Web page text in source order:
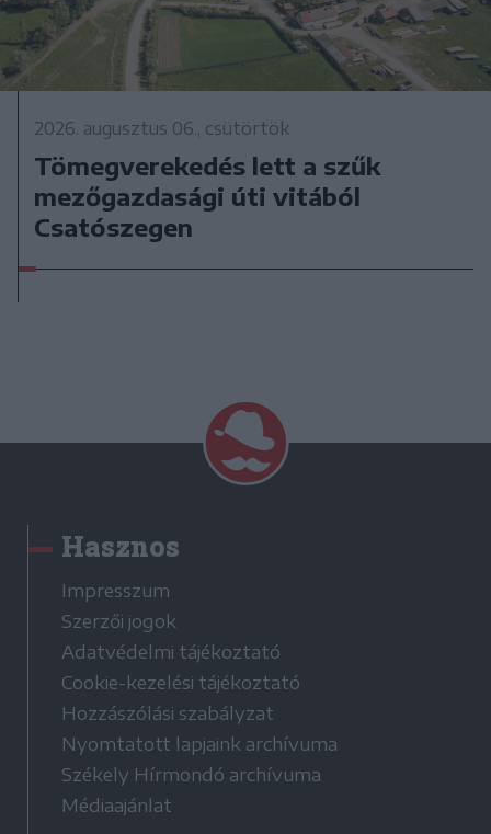
2026. augusztus 06., csütörtök
Tömegverekedés lett a szűk
mezőgazdasági úti vitából
Csatószegen
Hasznos
Impresszum
Szerzői jogok
Adatvédelmi tájékoztató
Cookie-kezelési tájékoztató
Hozzászólási szabályzat
Nyomtatott lapjaink archívuma
Székely Hírmondó archívuma
Médiaajánlat